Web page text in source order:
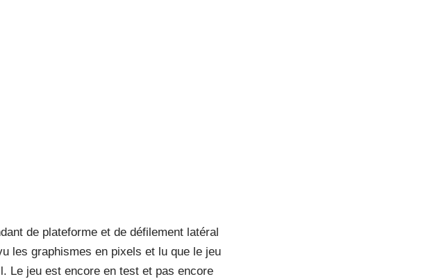
de plateforme et de défilement latéral
les graphismes en pixels et lu que le jeu
Le jeu est encore en test et pas encore